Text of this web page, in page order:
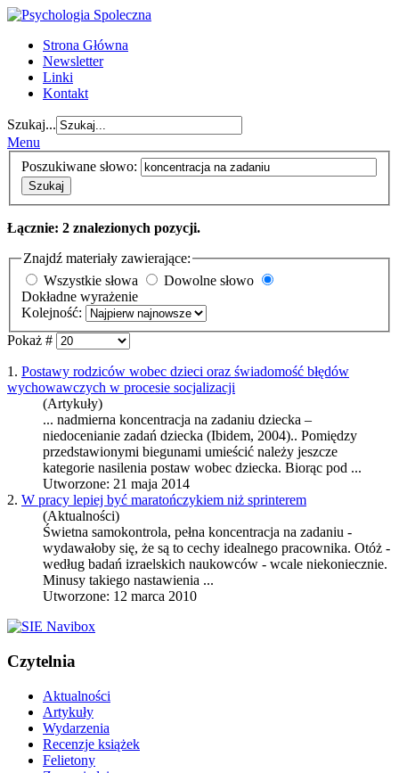
Strona Główna
Newsletter
Linki
Kontakt
Szukaj...
Menu
Poszukiwane słowo:
Szukaj
Łącznie: 2 znalezionych pozycji.
Znajdź materiały zawierające:
Wszystkie słowa
Dowolne słowo
Dokładne wyrażenie
Kolejność:
Pokaż #
1. Postawy rodziców wobec dzieci oraz świadomość błędów
wychowawczych w procesie socjalizacji
(Artykuły)
... nadmierna koncentracja na zadaniu dziecka –
niedocenianie zadań dziecka (Ibidem, 2004).. Pomiędzy
przedstawionymi biegunami umieścić należy jeszcze
kategorie nasilenia postaw wobec dziecka. Biorąc pod ...
Utworzone: 21 maja 2014
2. W pracy lepiej być maratończykiem niż sprinterem
(Aktualności)
Świetna samokontrola, pełna koncentracja na zadaniu -
wydawałoby się, że są to cechy idealnego pracownika. Otóż -
według badań izraelskich naukowców - wcale niekoniecznie.
Minusy takiego nastawienia ...
Utworzone: 12 marca 2010
Czytelnia
Aktualności
Artykuły
Wydarzenia
Recenzje książek
Felietony